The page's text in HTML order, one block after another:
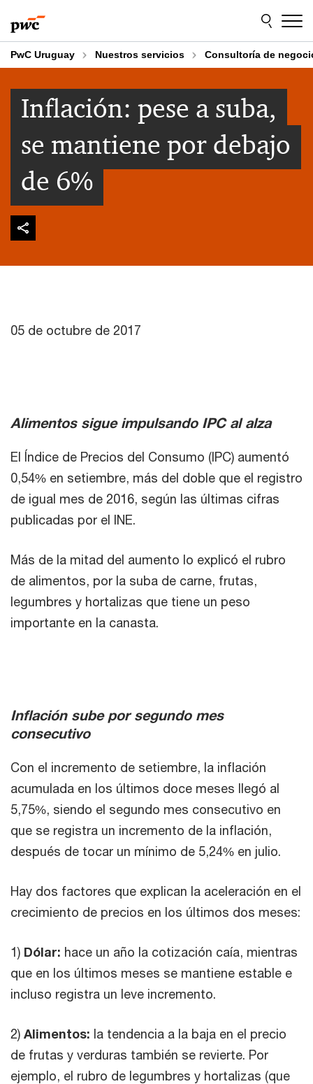
to
content
to
footer
PwC Uruguay Nuestros servicios Consultoría de
Inflación: pese a suba,
se mantiene por debajo
de 6%
05 de octubre de 2017
Alimentos sigue impulsando IPC al alza
El Índice de Precios del Consumo (IPC) aumentó
0,54% en setiembre, más del doble que el registro
de igual mes de 2016, según las últimas cifras
publicadas por el INE.
Más de la mitad del aumento lo explicó el rubro
de alimentos, por la suba de carne, frutas,
legumbres y hortalizas que tiene un peso
importante en la canasta.
Inflación sube por segundo mes
consecutivo
Con el incremento de setiembre, la inflación
acumulada en los últimos doce meses llegó al
5,75%, siendo el segundo mes consecutivo en
que se registra un incremento de la inflación,
después de tocar un mínimo de 5,24% en julio.
Hay dos factores que explican la aceleración en el
crecimiento de precios en los últimos dos meses:
1) Dólar: hace un año la cotización caía, mientras
que en los últimos meses se mantiene estable e
incluso registra un leve incremento.
2) Alimentos: la tendencia a la baja en el precio
de frutas y verduras también se revierte. Por
ejemplo, el rubro de legumbres y hortalizas (que